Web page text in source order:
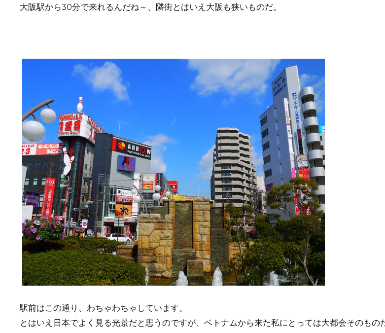
大阪駅から30分で来れるんだね～、隣街とはいえ大阪も狭いものだ。
駅前はこの通り、わちゃわちゃしています。
とはいえ日本でよく見る光景だと思うのですが、ベトナムから来た私にとっては大都会そのもの